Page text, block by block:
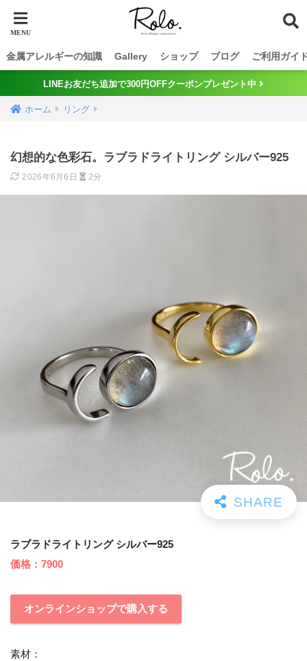
金属アレルギーの知識 Gallery ショップ ブログ ご利用ガイ
LINEお友だち追加で300円OFFクーポンプレゼント中
ホーム リング
幻想的な色彩石。ラブラドライトリング シルバー925
2026年6月6日 2分
ラブラドライトリング シルバー925
価格：7900
オンラインショップで購入する
素材：